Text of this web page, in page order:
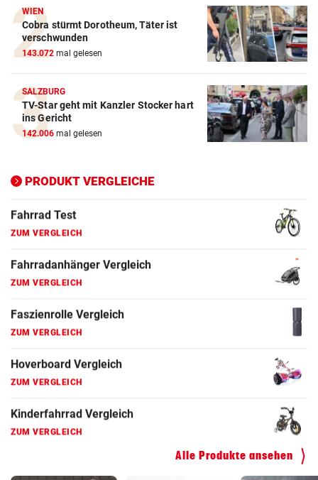
WIEN
Cobra stürmt Dorotheum, Täter ist
verschwunden
143.072 mal gelesen
SALZBURG
TV-Star geht mit Kanzler Stocker hart
ins Gericht
142.006 mal gelesen
PRODUKT VERGLEICHE
ZUM VERGLEICH
ZUM VERGLEICH
ZUM VERGLEICH
ZUM VERGLEICH
ZUM VERGLEICH
Alle Produkte ansehen